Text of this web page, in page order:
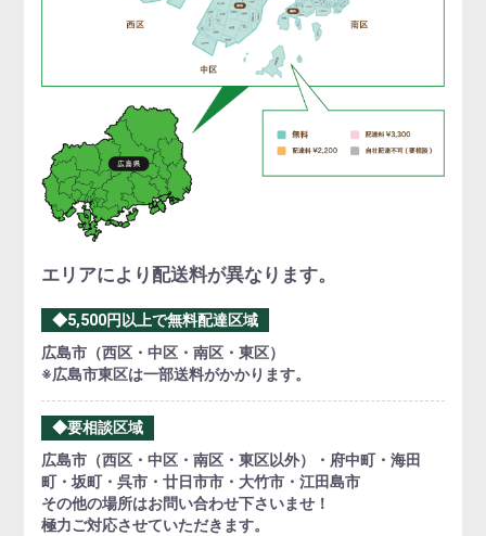
エリアにより配送料が異なります。
◆5,500円以上で無料配達区域
広島市（西区・中区・南区・東区）
※広島市東区は一部送料がかかります。
◆要相談区域
広島市（西区・中区・南区・東区以外）・府中町・海田
町・坂町・呉市・廿日市市・大竹市・江田島市
その他の場所はお問い合わせ下さいませ！
極力ご対応させていただきます。